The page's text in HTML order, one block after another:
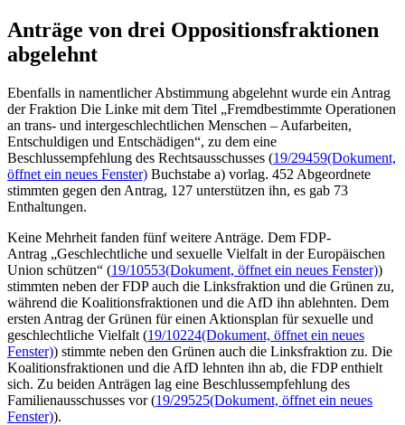
Anträge von drei Oppositionsfraktionen
abgelehnt
Ebenfalls in namentlicher Abstimmung abgelehnt wurde ein Antrag
der Fraktion Die Linke mit dem Titel „Fremdbestimmte Operationen
an trans- und intergeschlechtlichen Menschen – Aufarbeiten,
Entschuldigen und Entschädigen“, zu dem eine
Beschlussempfehlung des Rechtsausschusses (19/29459(Dokument,
öffnet ein neues Fenster) Buchstabe a) vorlag. 452 Abgeordnete
stimmten gegen den Antrag, 127 unterstützen ihn, es gab 73
Enthaltungen.
Keine Mehrheit fanden fünf weitere Anträge. Dem FDP-
Antrag „Geschlechtliche und sexuelle Vielfalt in der Europäischen
Union schützen“ (19/10553(Dokument, öffnet ein neues Fenster))
stimmten neben der FDP auch die Linksfraktion und die Grünen zu,
während die Koalitionsfraktionen und die AfD ihn ablehnten. Dem
ersten Antrag der Grünen für einen Aktionsplan für sexuelle und
geschlechtliche Vielfalt (19/10224(Dokument, öffnet ein neues
Fenster)) stimmte neben den Grünen auch die Linksfraktion zu. Die
Koalitionsfraktionen und die AfD lehnten ihn ab, die FDP enthielt
sich. Zu beiden Anträgen lag eine Beschlussempfehlung des
Familienausschusses vor (19/29525(Dokument, öffnet ein neues
Fenster)).